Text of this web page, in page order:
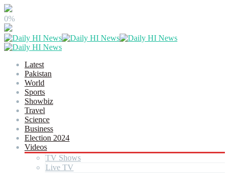
0%
Latest
Pakistan
World
Sports
Showbiz
Travel
Science
Business
Election 2024
Videos
TV Shows
Live TV